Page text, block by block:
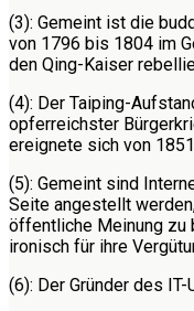
(3): Gemeint ist die
von 1796 bis 1804 im
den Qing-Kaiser
(4): Der Taiping-
opferreichster
ereignete sich von
(5): Gemeint sind
Seite angestellt
öffentliche Meinung zu
ironisch für ihre
(6): Der Gründer des